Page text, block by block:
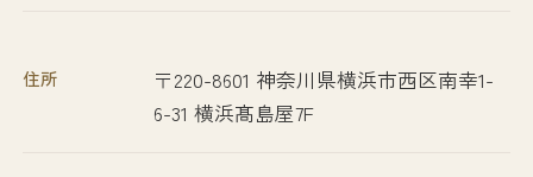
住所
〒220-8601 神奈川県横浜市西区南幸1-
6-31 横浜髙島屋7F